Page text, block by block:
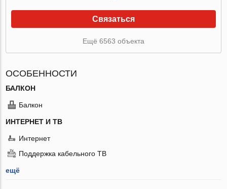
Связаться
Ещё 6563 объекта
ОСОБЕННОСТИ
БАЛКОН
Балкон
ИНТЕРНЕТ И ТВ
Интернет
Поддержка кабельного ТВ
ещё